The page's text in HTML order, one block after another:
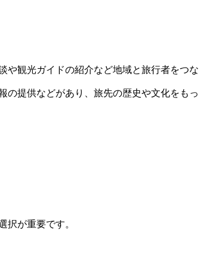
観光ガイドの紹介など地域と旅行者をつな
提供などがあり、旅先の歴史や文化をも
択が重要です。